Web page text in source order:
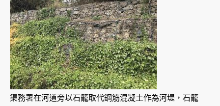
渠務署在河道旁以石籠取代鋼筋混凝土作為河堤，石籠